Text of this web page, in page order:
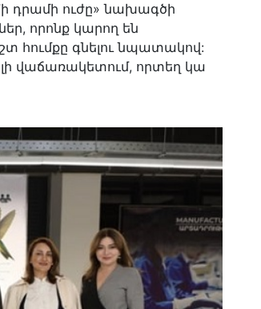
դրամի ուժը» նախագծի
որոնք կարող են
հումքը գնելու նպատակով:
վաճառակետում, որտեղ կա